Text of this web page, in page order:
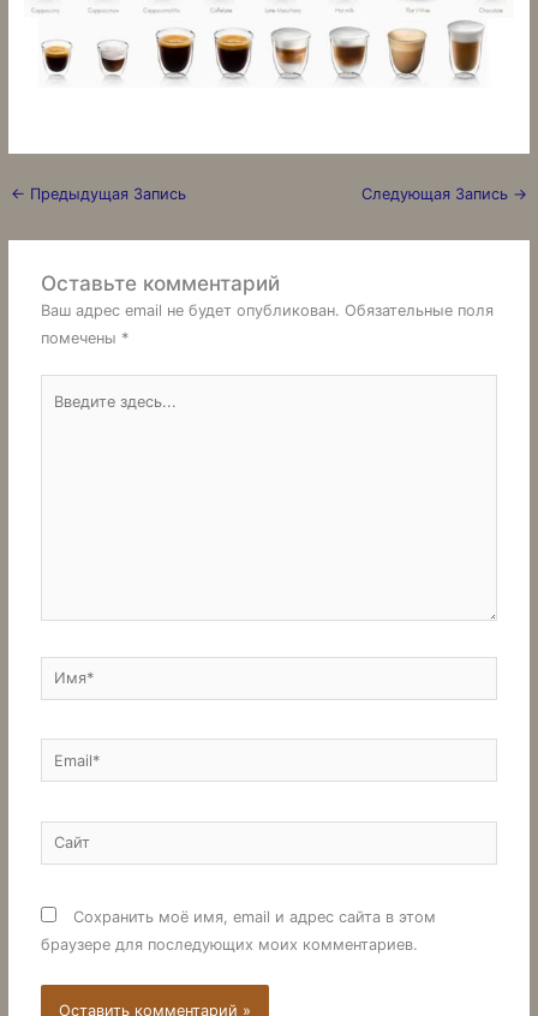
← Предыдущая Запись Следующая Запись →
Оставьте комментарий
Ваш адрес email не будет опубликован. Обязательные поля
помечены *
здесь...
Имя*
Email*
Сайт
Сохранить моё имя, email и адрес сайта в этом
браузере для последующих моих комментариев.